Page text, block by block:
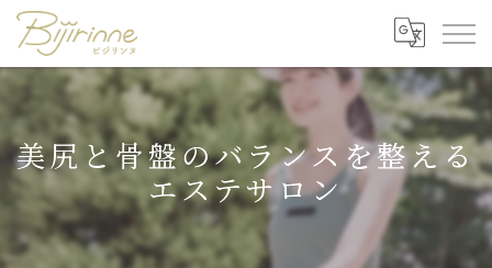
美尻と骨盤のバランスを整える
エステサロン